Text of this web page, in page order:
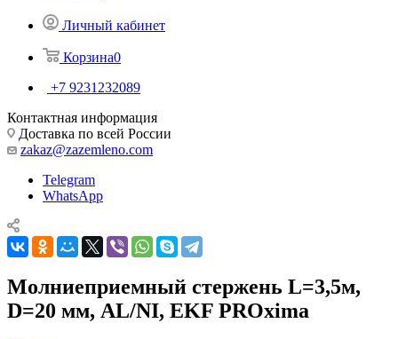
Личный кабинет
Корзина0
+7 9231232089
Контактная информация
Доставка по всей России
zakaz@zazemleno.com
Telegram
WhatsApp
Молниеприемный стержень L=3,5м,
D=20 мм, AL/NI, EKF PROxima